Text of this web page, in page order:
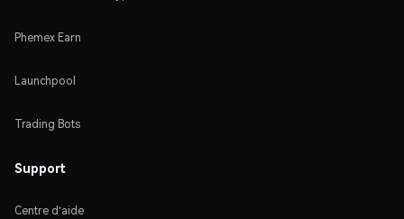
Phemex Earn
Launchpool
Trading Bots
Support
Centre d'aide